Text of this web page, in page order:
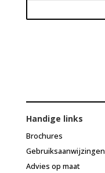
Handige links
Brochures
Gebruiksaanwijzingen
Advies op maat